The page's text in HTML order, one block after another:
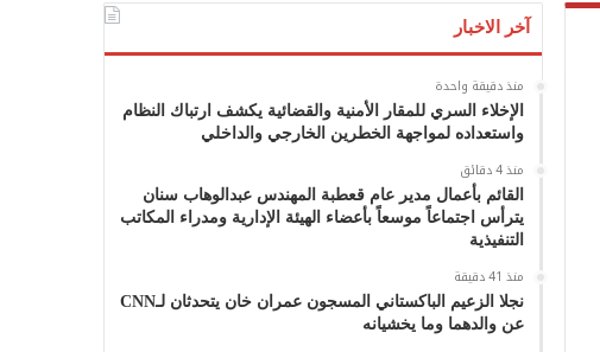
آخر الاخبار
منذ دقيقة واحدة
الإخلاء السري للمقار الأمنية والقضائية يكشف ارتباك النظام
واستعداده لمواجهة الخطرين الخارجي والداخلي
منذ 4 دقائق
القائم بأعمال مدير عام قعطبة المهندس عبدالوهاب سنان
يترأس اجتماعاً موسعاً بأعضاء الهيئة الإدارية ومدراء المكاتب
التنفيذية
منذ 41 دقيقة
نجلا الزعيم الباكستاني المسجون عمران خان يتحدثان لـCNN
عن والدهما وما يخشيانه